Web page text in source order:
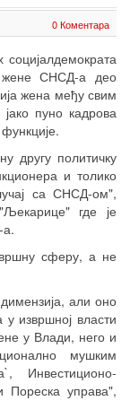
0 Коментара
жене СНСД-а део
жена међу свим
пуно кадрова
другу политичку
и толико
са СНСД-ом",
где је
сферу, а не
али оно
извршној власти
у Влади, него и
мушким
Инвестиционо-
Пореска управа",